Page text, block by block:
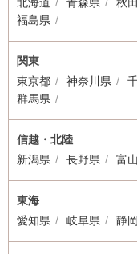
福島県
関東
東京都
神奈川県
群馬県
信越・北陸
新潟県
長野県 富
東海
愛知県
岐阜県 静